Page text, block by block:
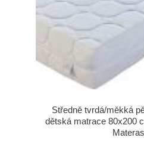
Středně tvrdá/měkká
dětská matrace 80x200